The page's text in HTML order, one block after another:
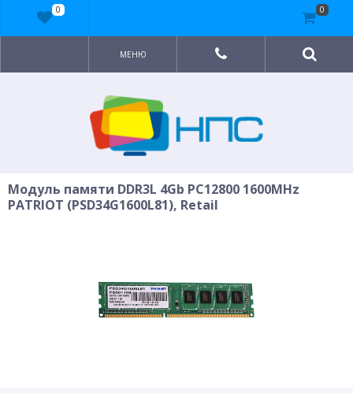
МЕНЮ
Модуль памяти DDR3L 4Gb PC12800 1600MHz
PATRIOT (PSD34G1600L81), Retail
0 0